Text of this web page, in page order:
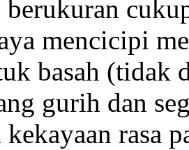
mencicipi
basah (tidak
gurih dan
kekayaan rasa